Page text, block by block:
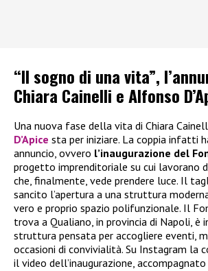
“Il sogno di una vita”,
Chiara Cainelli e Alfonso
Una nuova fase della vita di Chiara
D’Apice sta per iniziare. La coppia infatti
annuncio, ovvero l’inaugurazione del
progetto imprenditoriale su cui lavorano
che, finalmente, vede prendere luce. Il
sancito l’apertura a una struttura
vero e proprio spazio polifunzionale. Il
trova a Qualiano, in provincia di Napoli, è
struttura pensata per accogliere eventi,
occasioni di convivialità. Su Instagram la
il video dell’inaugurazione,